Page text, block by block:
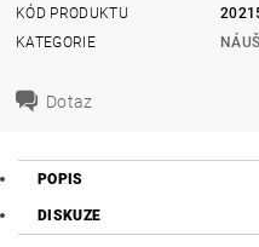
KÓD PRODUKTU
KATEGORIE
Dotaz
POPIS
DISKUZE